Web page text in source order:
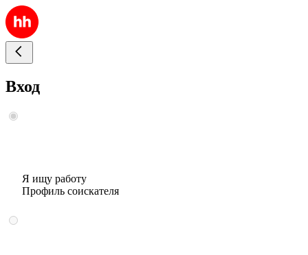
Вход
Я ищу работу
Профиль соискателя